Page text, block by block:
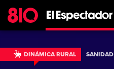
DINÁMICA RURAL SANIDAD